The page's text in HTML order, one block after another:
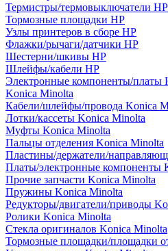
Термистры/термовыключатели HP
Тормозные площадки HP
Узлы принтеров в сборе HP
Флажки/рычаги/датчики HP
Шестерни/шкивы HP
Шлейфы/кабели HP
Электронные компоненты/платы
Konica Minolta
Кабели/шлейфы/провода Konica
Лотки/кассеты Konica Minolta
Муфты Konica Minolta
Пальцы отделения Konica Minolta
Пластины/держатели/
Платы/электронные компоненты
Прочие запчасти Konica Minolta
Пружины Konica Minolta
Редукторы/двигатели/приводы
Ролики Konica Minolta
Стекла оригиналов Konica Minolta
Тормозные площадки/площадки